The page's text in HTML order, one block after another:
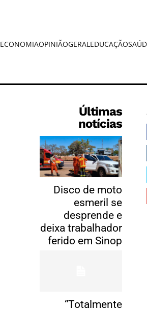
ECONOMIAOPINIÃOGERALEDUCAÇÃO
Últimas
notícias
Disco de moto
esmeril se
desprende e
deixa trabalhador
ferido em Sinop
“Totalmente